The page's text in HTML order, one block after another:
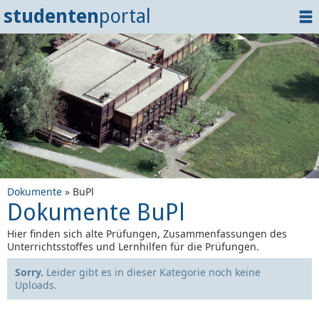
studentenportal
Home
Dokumente
Events
? Tipps
Login
Dokumente » BuPl
Dokumente BuPl
Hier finden sich alte Prüfungen, Zusammenfassungen des
Unterrichtsstoffes und Lernhilfen für die Prüfungen.
Sorry. Leider gibt es in dieser Kategorie noch keine
Uploads.